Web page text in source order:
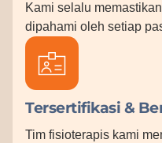
Kami selalu
dipahami oleh setiap
Tersertifikasi &
Tim fisioterapis kami